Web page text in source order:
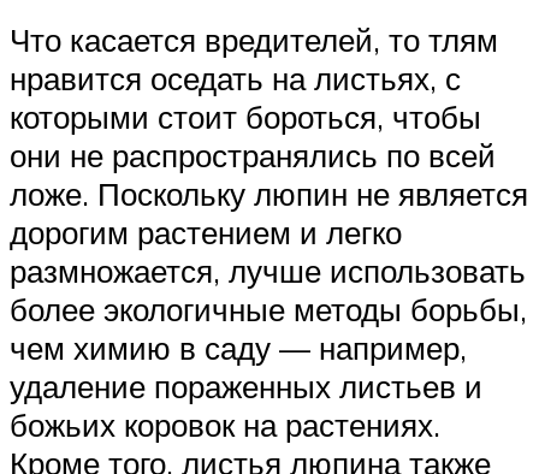
Что касается вредителей, то тлям
нравится оседать на листьях, с
которыми стоит бороться, чтобы
они не распространялись по всей
ложе. Поскольку люпин не является
дорогим растением и легко
размножается, лучше использовать
более экологичные методы борьбы,
чем химию в саду — например,
удаление пораженных листьев и
божьих коровок на растениях.
Кроме того, листья люпина также